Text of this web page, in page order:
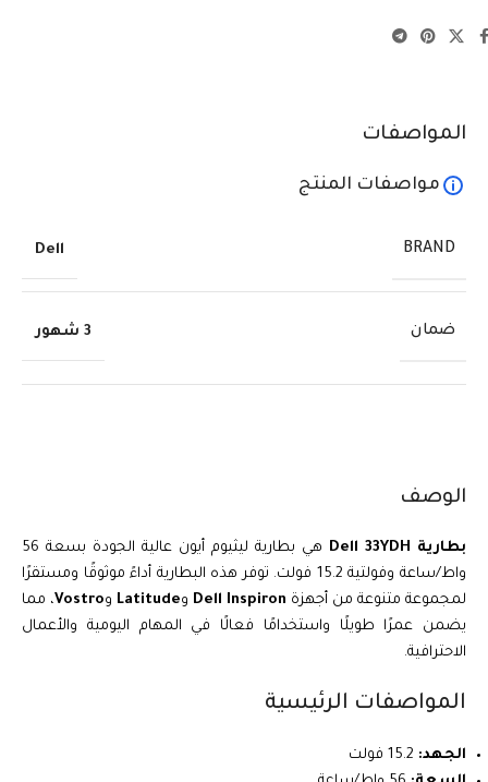
الوصف
بطارية Dell 33YDH
هي بطارية ليثيوم أيون عالية الجودة بسعة 56
واط/ساعة وفولتية 15.2 فولت. توفر هذه البطارية أداءً موثوقًا ومستقرًا
لمجموعة متنوعة من أجهزة Dell Inspiron وLatitude وVostro، مما
يضمن عمرًا طويلًا واستخدامًا فعالًا في المهام اليومية والأعمال
الاحترافية.
المواصفات الرئيسية
الجهد:
المواصفات
مواصفات المنتج
BRAND
Dell
ضمان 3 شهور